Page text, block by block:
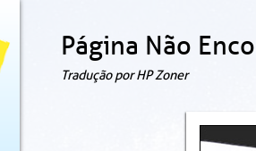
Página Não
Tradução por HP Zoner